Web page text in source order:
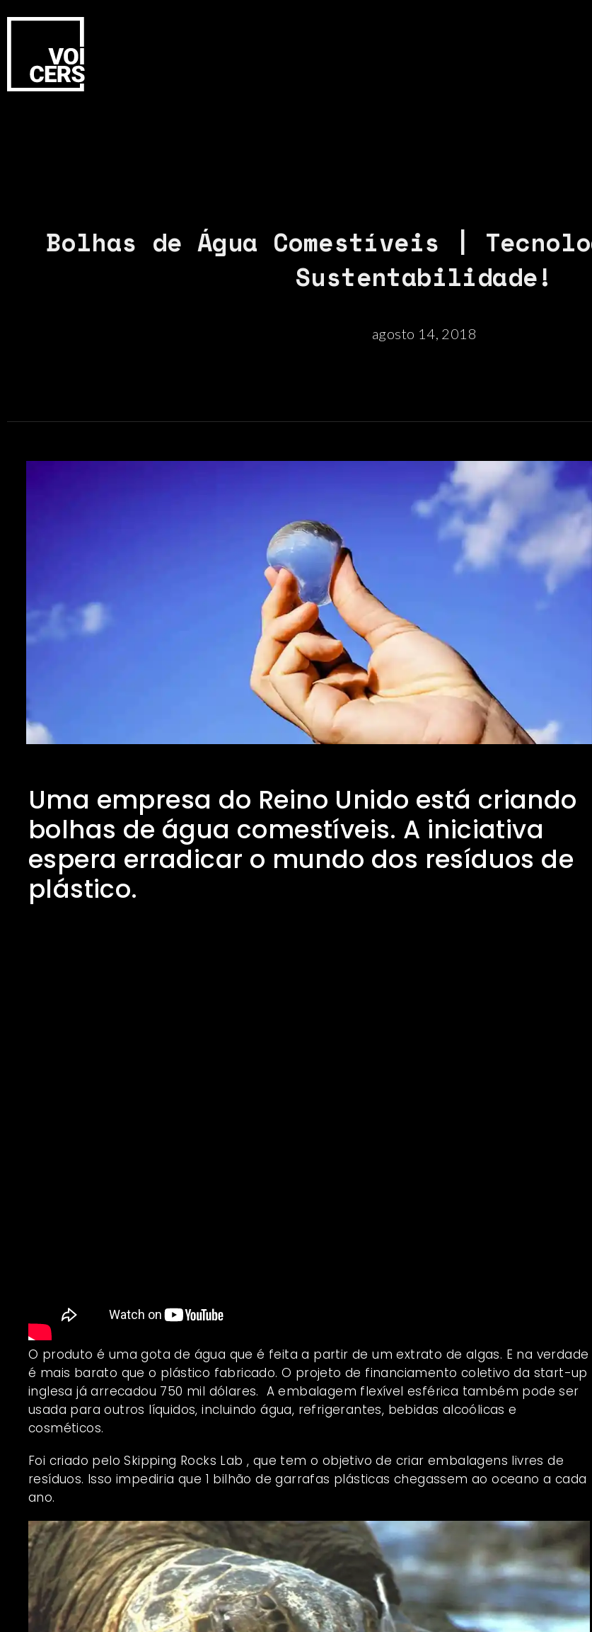
Bolhas de Água Comestíveis |
Sustentabilidade!
agosto 14, 2018
Uma empresa do Reino Unido está criando
bolhas de água comestíveis. A iniciativa
espera erradicar o mundo dos resíduos de
plástico.
O produto é uma gota de água que é feita a partir de um extrato de algas. E na verdade
é mais barato que o plástico fabricado. O projeto de financiamento coletivo da start-up
inglesa já arrecadou 750 mil dólares. A embalagem flexível esférica também pode ser
usada para outros líquidos, incluindo água, refrigerantes, bebidas alcoólicas e
cosméticos.
Foi criado peloSkipping Rocks Lab , que tem o objetivo de criar embalagens livres de
resíduos. Isso impediria que 1 bilhão de garrafas plásticas chegassem ao oceano a cada
ano.